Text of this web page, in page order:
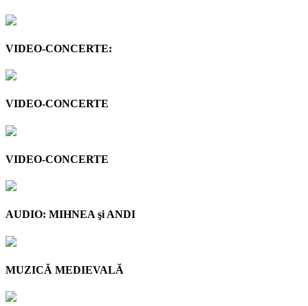
VIDEO-CONCERTE:
VIDEO-CONCERTE
VIDEO-CONCERTE
AUDIO: MIHNEA şi ANDI
MUZICĂ MEDIEVALĂ